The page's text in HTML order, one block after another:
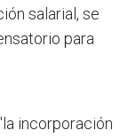
salarial, se
para
incorporación